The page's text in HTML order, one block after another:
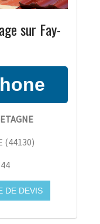
sur Fay-
(44130)
DE DEVIS